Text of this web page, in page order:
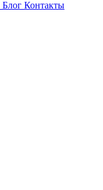
Блог Контакты